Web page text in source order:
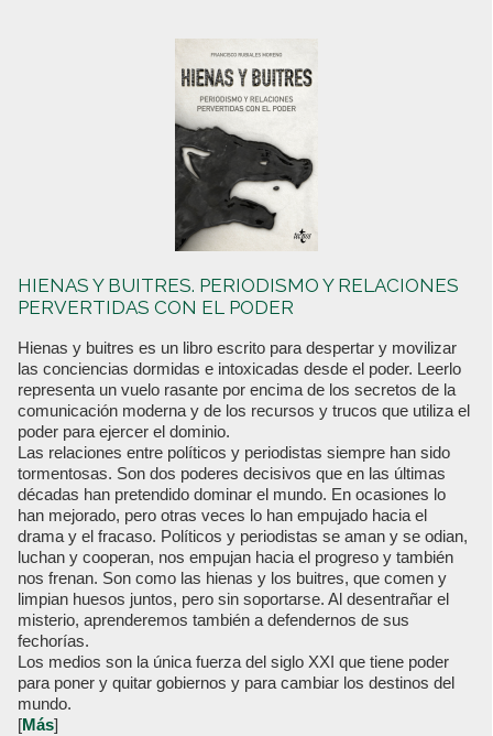
HIENAS Y BUITRES. PERIODISMO Y RELACIONES
PERVERTIDAS CON EL PODER
Hienas y buitres es un libro escrito para despertar y movilizar
las conciencias dormidas e intoxicadas desde el poder. Leerlo
representa un vuelo rasante por encima de los secretos de la
comunicación moderna y de los recursos y trucos que utiliza el
poder para ejercer el dominio.
Las relaciones entre políticos y periodistas siempre han sido
tormentosas. Son dos poderes decisivos que en las últimas
décadas han pretendido dominar el mundo. En ocasiones lo
han mejorado, pero otras veces lo han empujado hacia el
drama y el fracaso. Políticos y periodistas se aman y se odian,
luchan y cooperan, nos empujan hacia el progreso y también
nos frenan. Son como las hienas y los buitres, que comen y
limpian huesos juntos, pero sin soportarse. Al desentrañar el
misterio, aprenderemos también a defendernos de sus
fechorías.
Los medios son la única fuerza del siglo XXI que tiene poder
para poner y quitar gobiernos y para cambiar los destinos del
mundo.
[Más]